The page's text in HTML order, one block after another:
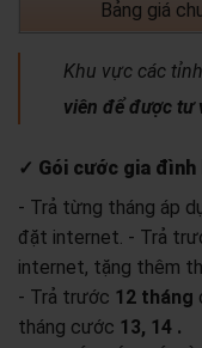
Bảng giá
Khu vực các
viên để được tư
✓ Gói cước gia đình
- Trả từng tháng áp
đặt internet. - Trả
internet, tặng thêm
- Trả trước 12 tháng
tháng cước 13, 14 .